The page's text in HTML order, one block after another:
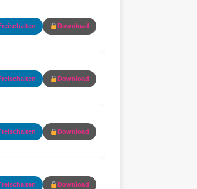
Download
Download
Download
Download